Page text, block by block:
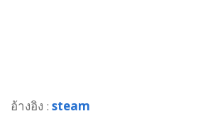
อ้างอิง : steam